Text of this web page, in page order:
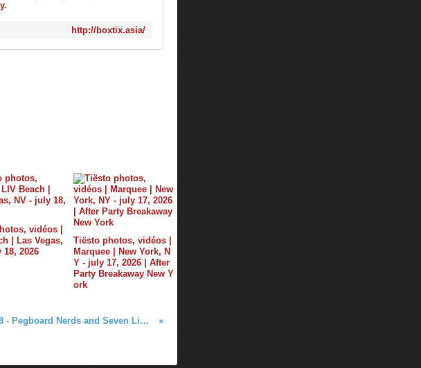
http://boxtix.asia/
vidéos |
| Las Vegas,
18, 2026
Tiësto photos, vidéos |
Marquee | New York, N
Y - july 17, 2026 | After
Party Breakaway New Y
ork
Club Life by Tiësto 558 - Pegboard Nerds and Seven Lions guestmix - december 08, 2017